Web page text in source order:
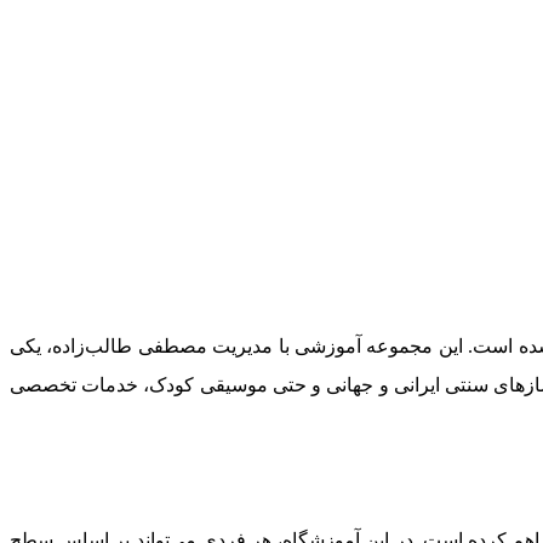
است. این مجموعه آموزشی با مدیریت مصطفی طالب‌زاده، یکی
سنتی ایرانی و جهانی و حتی موسیقی کودک، خدمات تخصصی